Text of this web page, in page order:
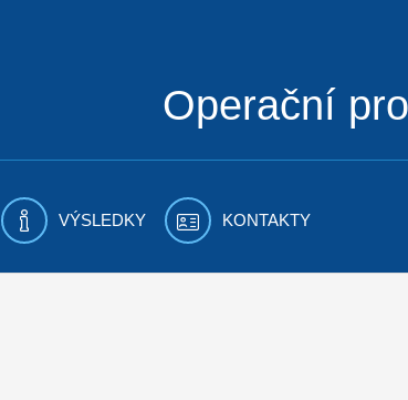
Operační
VÝSLEDKY KONTAKTY